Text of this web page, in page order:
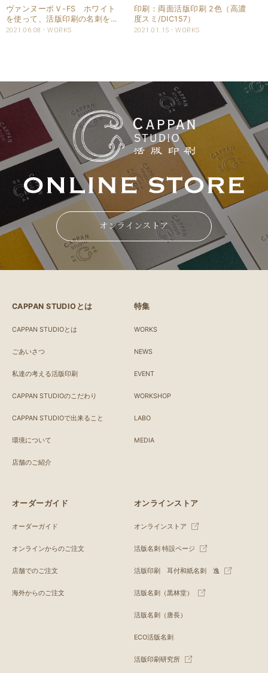
ヴァンヌーボＶ-FS ホワイト
を使って、活版印刷の名刺を両
面2色印刷と小口染にて請け賜
イズ：55ｘ..
2021.06.08 WORKS
印刷：両面活版印刷 2色（高濃
度スミ/DIC157）
2021.01.15 WORKS
オンラインストア
CAPPAN STUDIOとは
CAPPAN STUDIOとは
ごあいさつ
私達の考える活版印刷
CAPPAN STUDIOのこだわり
CAPPAN STUDIOで出来ること
環境について
店舗のご紹介
特集
WORKS
NEWS
EVENT
WORKSHOP
LABO
MEDIA
オーダーガイド
オーダーガイド
オンラインからのご注文
店舗でのご注文
海外からのご注文
オンラインストア
オンラインストア
活版名刺 特設ページ
活版印刷 耳付和紙名刺 逸
活版名刺（黒林堂）
活版名刺（唐長）
ECO活版名刺
活版印刷研究所